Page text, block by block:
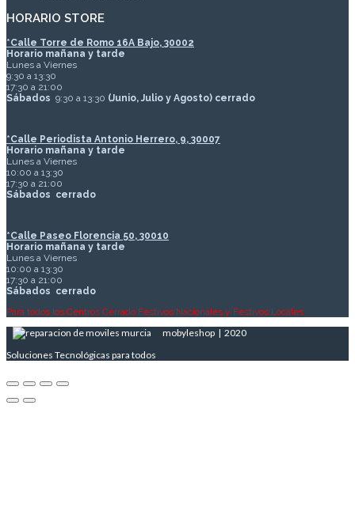
HORARIO STORE
*Calle Torre de Romo 16A Bajo, 30002
Horario mañana y tarde
Lunes a Viernes
9:30 a 13:30
17:30 a 21:00
Sábados 9:30 a 13:30 (Junio, Julio y Agosto) cerrado
*Calle Periodista Antonio Herrero, 9, 30007
Horario mañana y tarde
Lunes a Viernes
10:00 a 13:30
17:30 a 21:00
Sábados cerrado
*Calle Paseo Florencia 50, 30010
Horario mañana y tarde
Lunes a Viernes
10:00 a 13:30
17:30 a 21:00
Sábados cerrado
Para todos los Centros Cerrado Festivos Nacionales y Festivos Locales
mobyleshop | 2020
Soluciones Tecnológicas para todos